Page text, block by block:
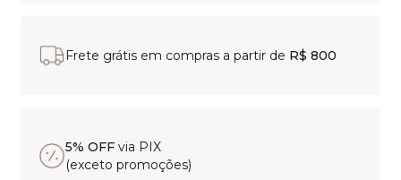
Frete grátis em compras a partir de R$ 800
5% OFF via PIX
(exceto promoções)